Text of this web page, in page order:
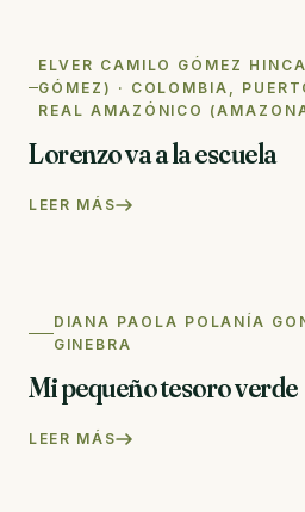
ELVER CAMILO GÓMEZ
GÓMEZ) · COLOMBIA,
REAL AMAZÓNICO
Lorenzo va a la escuela
LEER MÁS
DIANA PAOLA POLANÍA
GINEBRA
Mi pequeño tesoro verde
LEER MÁS